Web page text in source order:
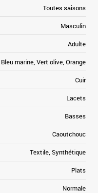
Toutes saisons
Masculin
Adulte
Bleu marine, Vert olive, Orange
Cuir
Lacets
Basses
Caoutchouc
Textile, Synthétique
Plats
Normale